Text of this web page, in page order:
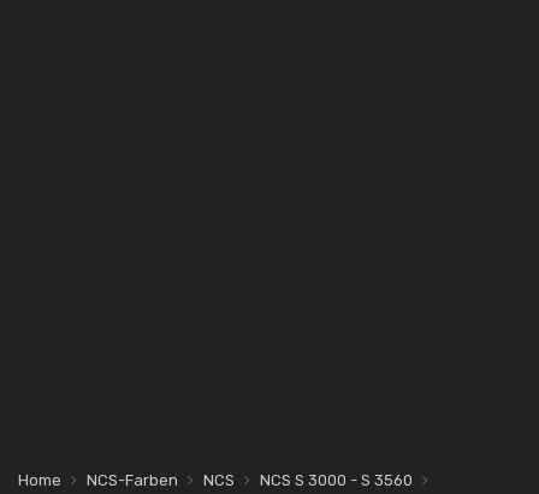
Home NCS-Farben NCS
NCS S 3000 - S 3560